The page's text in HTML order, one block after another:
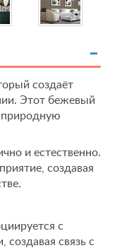
создаёт
Этот бежевый
и естественно.
создавая
с
связь с